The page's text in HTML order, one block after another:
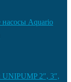
Aquario
2″, 3″,